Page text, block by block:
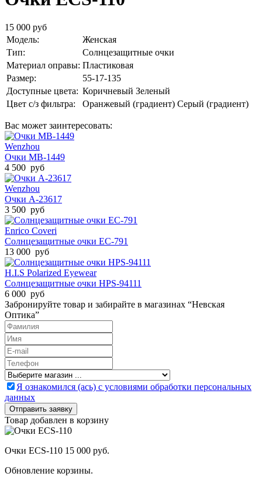
15 000 руб
Модель:
Женская
Тип:
Солнцезащитные очки
Материал оправы: Пластиковая
Размер:
55-17-135
Доступные цвета: Коричневый Зеленый
Цвет с/з фильтра:
Оранжевый (градиент) Серый (градиент)
Вас может заинтересовать:
Wenzhou
Очки MB-1449
4 500 руб
Wenzhou
Очки A-23617
3 500 руб
Enrico Coveri
Солнцезащитные очки EC-791
13 000 руб
H.I.S Polarized Eyewear
Солнцезащитные очки HPS-94111
6 000 руб
Забронируйте товар и забирайте в магазинах “Невская
Оптика”
Я ознакомился (ась) с условиями обработки персональных
данных
Товар добавлен в корзину
Очки ECS-110 15 000 руб.
Обновление корзины.